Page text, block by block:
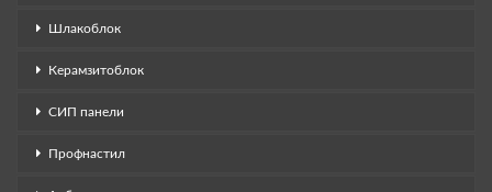
Шлакоблок
Керамзитоблок
СИП панели
Профнастил